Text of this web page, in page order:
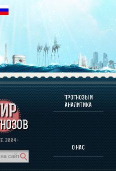
2004 ·
ПРОГНОЗЫ И
АНАЛИТИКА
О НАС
ЧЕЛОВЕКА
ЛИЧНОСТЕЙ
АНАЛИТИКА